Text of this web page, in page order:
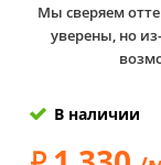
Мы сверяем
уверены, но
В наличии